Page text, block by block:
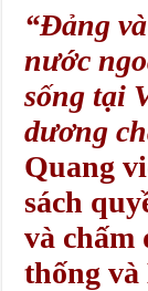
“Ðảng
nước
sống tại
dương
Quang
sách
và
thống